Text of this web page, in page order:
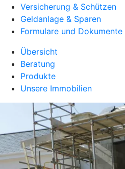
Versicherung & Schützen
Geldanlage & Sparen
Formulare und Dokumente
Übersicht
Beratung
Produkte
Unsere Immobilien